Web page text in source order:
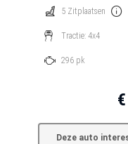
5 Zitplaatsen
Tractie: 4x4
296 pk
Deze auto